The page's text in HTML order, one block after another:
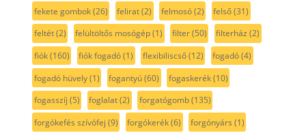
fekete gombok(26) felirat(2) felmosó(2) felső(31)
feltét(2) felültöltős mosógép(1) filter(50) filterház (2)
fiók(160) fiók fogadó(1) flexibiliscső(12) fogadó(4)
fogadó hüvely(1) fogantyú(60) fogaskerék(10)
fogasszíj (5) foglalat(2) forgatógomb(135)
forgókefés szívófej (9) forgókerék(6) forgónyárs (1)